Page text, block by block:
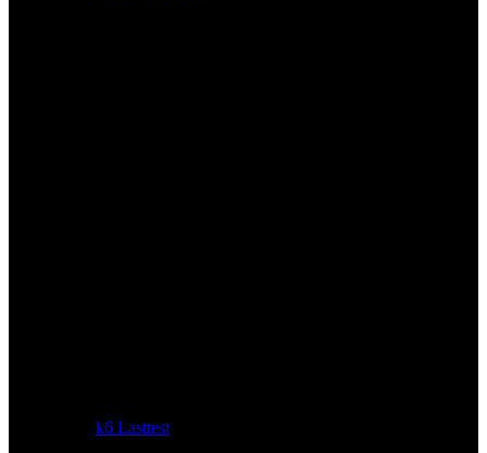
k6 Lasttest